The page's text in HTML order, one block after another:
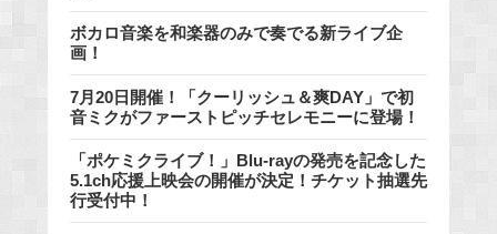
ボカロ音楽を和楽器のみで奏でる新ライブ企
画！
7月20日開催！「クーリッシュ＆爽DAY」で初
音ミクがファーストピッチセレモニーに登場！
「ポケミクライブ！」Blu-rayの発売を記念した
5.1ch応援上映会の開催が決定！チケット抽選先
行受付中！